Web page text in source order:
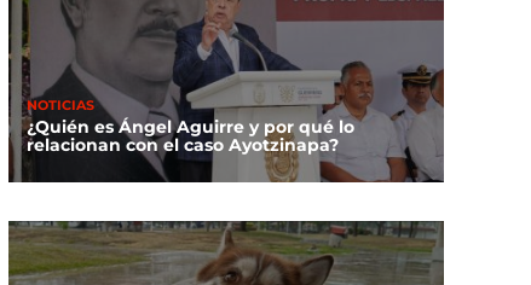
NOTICIAS
¿Quién es Ángel Aguirre y por qué lo
relacionan con el caso Ayotzinapa?